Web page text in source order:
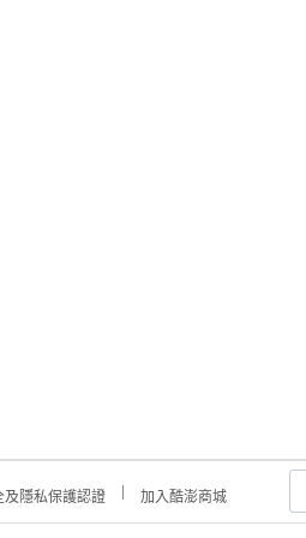
及隱私保護認證 加入酷澎商城